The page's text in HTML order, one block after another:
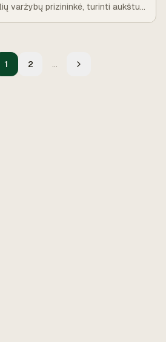
varžybų prizininkė, turinti aukštus
1 2 …